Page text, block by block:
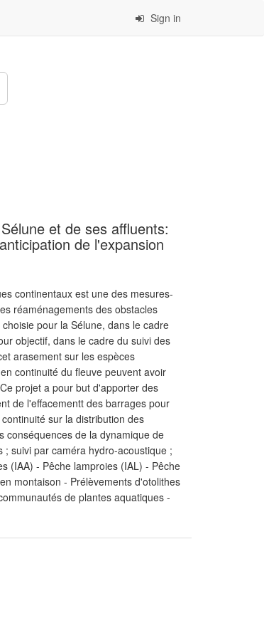
Sign in
et de ses affluents:
de l'expansion
continentaux est une des mesures-
réaménagements des obstacles
pour la Sélune, dans le cadre
objectif, dans le cadre du suivi des
arasement sur les espèces
continuité du fleuve peuvent avoir
projet a pour but d'apporter des
de l'effacementt des barrages pour
sur la distribution des
conséquences de la dynamique de
suivi par caméra hydro-acoustique ;
(IAA) - Pêche lamproies (IAL) - Pêche
montaison - Prélèvements d'otolithes
de plantes aquatiques -